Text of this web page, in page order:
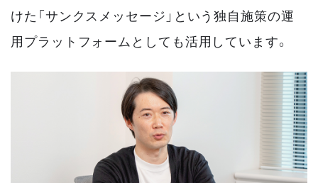
けた「サンクスメッセージ」という独自施策の運
用プラットフォームとしても活用しています。